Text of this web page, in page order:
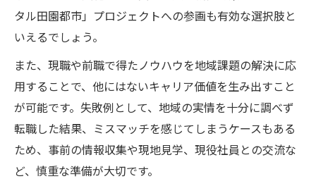
タル田園都市」プロジェクトへの参画も有効な選択肢と
いえるでしょう。
また、現職や前職で得たノウハウを地域課題の解決に応
用することで、他にはないキャリア価値を生み出すこと
が可能です。失敗例として、地域の実情を十分に調べず
転職した結果、ミスマッチを感じてしまうケースもある
ため、事前の情報収集や現地見学、現役社員との交流な
ど、慎重な準備が大切です。